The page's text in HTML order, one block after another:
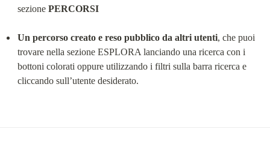
sezione PERCORSI
Un percorso creato e reso pubblico da altri utenti, che puoi
trovare nella sezione ESPLORA lanciando una ricerca con i
bottoni colorati oppure utilizzando i filtri sulla barra ricerca e
cliccando sull’utente desiderato.